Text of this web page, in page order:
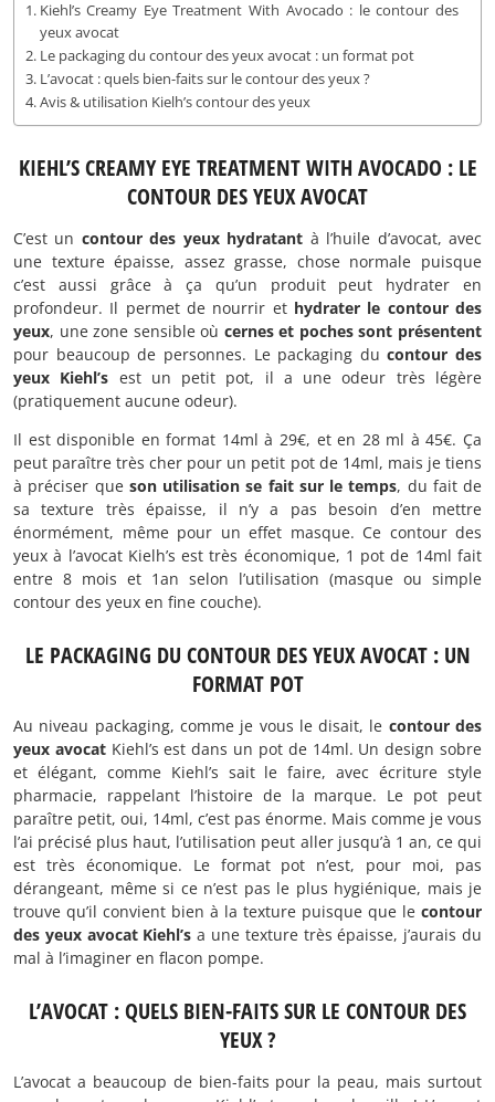
Kiehl’s Creamy Eye Treatment With Avocado : le contour des
yeux avocat
Le packaging du contour des yeux avocat : un format pot
L’avocat : quels bien-faits sur le contour des yeux ?
Avis & utilisation Kielh’s contour des yeux
KIEHL’S CREAMY EYE TREATMENT WITH AVOCADO : LE
CONTOUR DES YEUX AVOCAT
C’est un contour des yeux hydratant à l’huile d’avocat, avec
une texture épaisse, assez grasse, chose normale puisque
c’est aussi grâce à ça qu’un produit peut hydrater en
profondeur. Il permet de nourrir et hydrater le contour des
yeux, une zone sensible où cernes et poches sont présentent
pour beaucoup de personnes. Le packaging ducontour des
yeux Kiehl’s est un petit pot, il a une odeur très légère
(pratiquement aucune odeur).
Il est disponible en format 14ml à 29€, et en 28 ml à 45€. Ça
peut paraître très cher pour un petit pot de 14ml, mais je tiens
à préciser que son utilisation se fait sur le temps, du fait de
sa texture très épaisse, il n’y a pas besoin d’en mettre
énormément, même pour un effet masque. Ce contour des
yeux à l’avocat Kielh’s est très économique, 1 pot de 14ml fait
entre 8 mois et 1an selon l’utilisation (masque ou simple
contour des yeux en fine couche).
LE PACKAGING DU CONTOUR DES YEUX AVOCAT : UN
FORMAT POT
Au niveau packaging, comme je vous le disait, le contour des
yeux avocatKiehl’s est dans un pot de 14ml. Un design sobre
et élégant, comme Kiehl’s sait le faire, avec écriture style
pharmacie, rappelant l’histoire de la marque. Le pot peut
paraître petit, oui, 14ml, c’est pas énorme. Mais comme je vous
l’ai précisé plus haut, l’utilisation peut aller jusqu’à 1 an, ce qui
est très économique. Le format pot n’est, pour moi, pas
dérangeant, même si ce n’est pas le plus hygiénique, mais je
trouve qu’il convient bien à la texture puisque que le contour
des yeux avocat Kiehl’s a une texture très épaisse, j’aurais du
mal à l’imaginer en flacon pompe.
L’AVOCAT : QUELS BIEN-FAITS SUR LE CONTOUR DES
YEUX ?
L’avocat a beaucoup de bien-faits pour la peau, mais surtout